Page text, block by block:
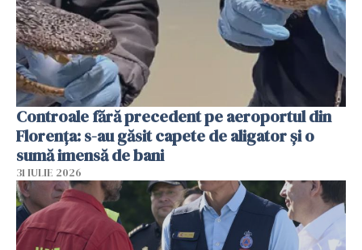
Controale fără precedent pe aeroportul din
Florența: s-au găsit capete de aligator și o
sumă imensă de bani
31 IULIE 2026